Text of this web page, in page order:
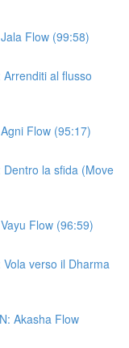
Flow (99:58)
Arrenditi al flusso
Flow (95:17)
Dentro la sfida (Move
Flow (96:59)
verso il Dharma
Akasha Flow